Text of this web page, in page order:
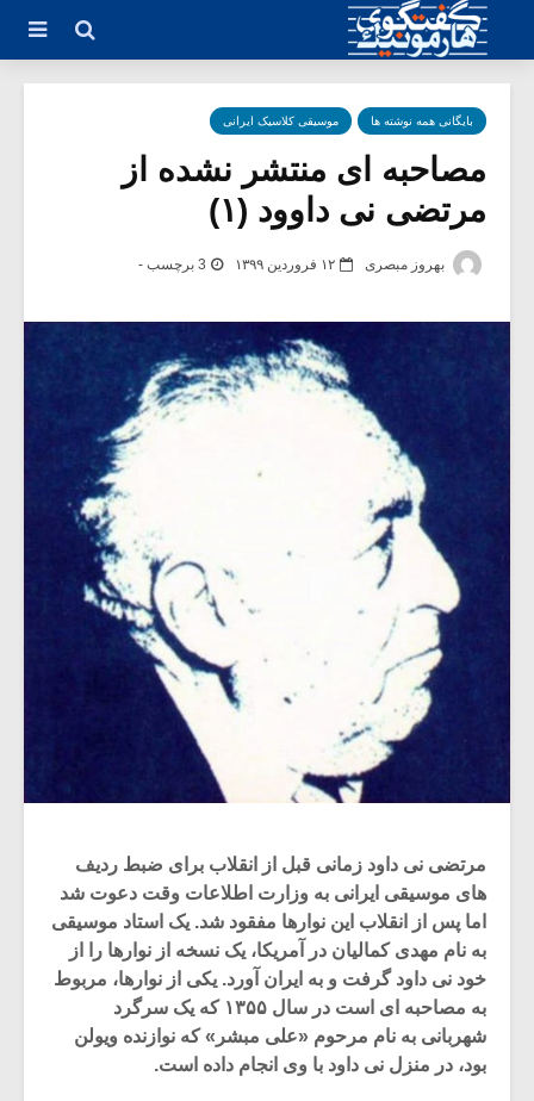
بایگانی همه نوشته ها موسیقی کلاسیک ایرانی
مصاحبه ای منتشر نشده از
مرتضی نی داوود (۱)
بهروز مبصری ۱۲ فروردین ۱۳۹۹ 3 برچسب -
مرتضی نی داود زمانی قبل از انقلاب برای ضبط ردیف
های موسیقی ایرانی به وزارت اطلاعات وقت دعوت شد
اما پس از انقلاب این نوارها مفقود شد. یک استاد موسیقی
به نام مهدی کمالیان در آمریکا، یک نسخه از نوارها را از
خود نی داود گرفت و به ایران آورد. یکی از نوارها، مربوط
به مصاحبه ای است در سال ۱۳۵۵ که یک سرگرد
شهربانی به نام مرحوم «علی مبشر» که نوازنده ویولن
بود، در منزل نی داود با وی انجام داده است.